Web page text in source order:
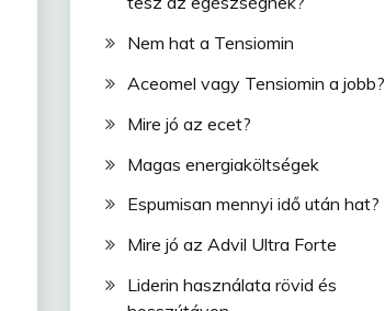
Nem hat a Tensiomin
Aceomel vagy Tensiomin a jobb?
Mire jó az ecet?
Magas energiaköltségek
Espumisan mennyi idő után hat?
Mire jó az Advil Ultra Forte
Liderin használata rövid és